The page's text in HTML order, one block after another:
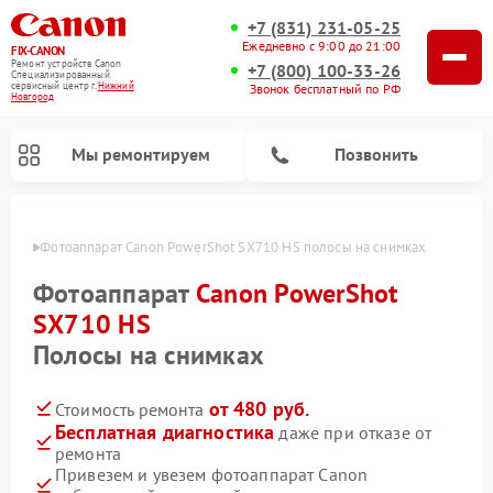
FIX-CANON
Ремонт устройств Canon
Специализированный
cервисный центр г.Нижний
Новгород
+7 (831) 231-05-25
Ежедневно с 9:00 до 21:00
+7 (800) 100-33-26
Звонок бесплатный по РФ
Мы ремонтируем Позвонить
Фотоаппарат Canon PowerShot SX710 HS полосы на снимках
Фотоаппарат Canon PowerShot
SX710 HS
Полосы на снимках
Стоимость ремонта от 480 руб.
Бесплатная диагностика даже при отказе от
ремонта
Привезем и увезем фотоаппарат Canon